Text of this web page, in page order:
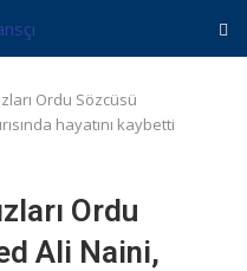
Ordu Sözcüsü
hayatını kaybetti
Ordu
Ali Naini,